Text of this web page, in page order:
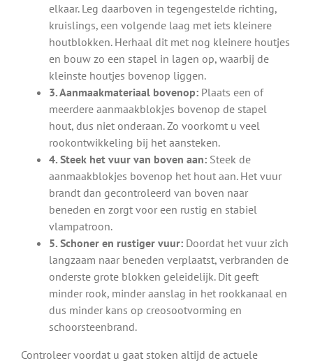
elkaar. Leg daarboven in tegengestelde richting,
kruislings, een volgende laag met iets kleinere
houtblokken. Herhaal dit met nog kleinere houtjes
en bouw zo een stapel in lagen op, waarbij de
kleinste houtjes bovenop liggen.
3. Aanmaakmateriaal bovenop:Plaats een of
meerdere aanmaakblokjes bovenop de stapel
hout, dus niet onderaan. Zo voorkomt u veel
rookontwikkeling bij het aansteken.
4. Steek het vuur van boven aan:Steek de
aanmaakblokjes bovenop het hout aan. Het vuur
brandt dan gecontroleerd van boven naar
beneden en zorgt voor een rustig en stabiel
vlampatroon.
5. Schoner en rustiger vuur:Doordat het vuur zich
langzaam naar beneden verplaatst, verbranden de
onderste grote blokken geleidelijk. Dit geeft
minder rook, minder aanslag in het rookkanaal en
dus minder kans op creosootvorming en
schoorsteenbrand.
Controleer voordat u gaat stoken altijd de actuele